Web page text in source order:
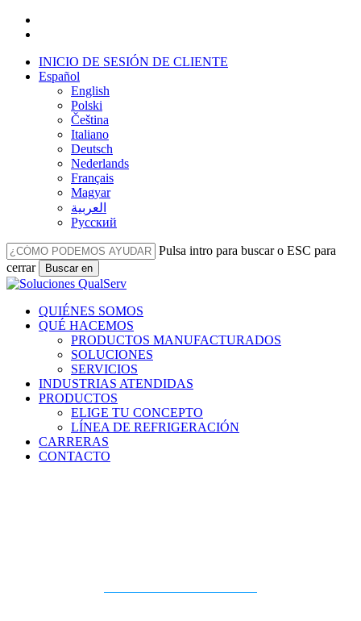
principalINICIO DE SESIÓN DE CLIENTE
Español
English
Polski
Čeština
Italiano
Deutsch
Nederlands
Français
Magyar
العربية‏
Русский
Pulsa intro para buscar o ESC para
cerrar
Buscar en
Cerrar
Menú
QUIÉNES SOMOS
QUÉ HACEMOS
PRODUCTOS MANUFACTURADOS
SOLUCIONES
SERVICIOS
INDUSTRIAS ATENDIDAS
PRODUCTOS
ELIGE TU CONCEPTO
LÍNEA DE REFRIGERACIÓN
CARRERAS
CONTACTO